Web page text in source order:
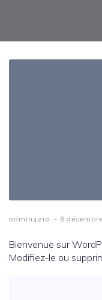
admin4210 - 8
Bienvenue sur
Modifiez-le ou